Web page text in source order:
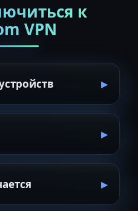
к
VPN